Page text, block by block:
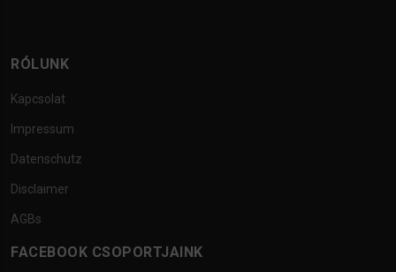
RÓLUNK
Kapcsolat
Impressum
Datenschutz
Disclaimer
AGBs
FACEBOOK CSOPORTJAINK